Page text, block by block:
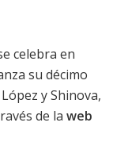
celebra en
su décimo
y Shinova,
de la web